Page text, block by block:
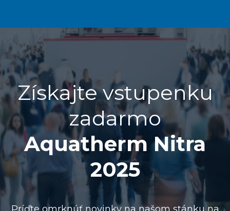
Získajte vstupenku
zadarmo
Aquatherm Nitra
2025